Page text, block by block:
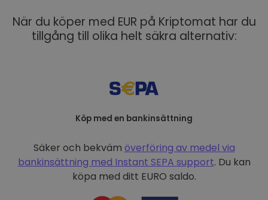
När du köper med EUR på Kriptomat har du
tillgång till olika helt säkra alternativ:
Köp med en bankinsättning
Säker och bekväm överföring av medel via
bankinsättning med Instant SEPA support. Du kan
köpa med ditt EURO saldo.